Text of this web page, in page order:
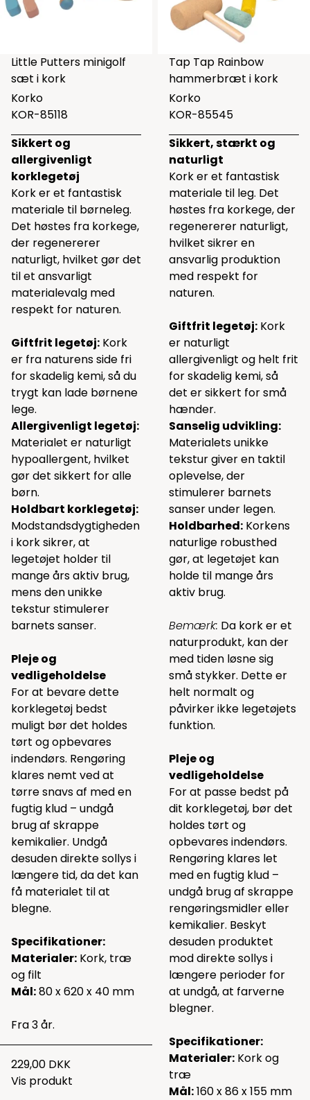
Little Putters minigolf
sæt i kork
Korko
KOR-85118
Sikkert og
allergivenligt
korklegetøj
Kork er et fantastisk
materiale til børneleg.
Det høstes fra korkege,
der regenererer
naturligt, hvilket gør det
til et ansvarligt
materialevalg med
respekt for naturen.
Giftfrit legetøj: Kork
er fra naturens side fri
for skadelig kemi, så du
trygt kan lade børnene
lege.
Allergivenligt legetøj:
Materialet er naturligt
hypoallergent, hvilket
gør det sikkert for alle
børn.
Holdbart korklegetøj:
Modstandsdygtigheden
i kork sikrer, at
legetøjet holder til
mange års aktiv brug,
mens den unikke
tekstur stimulerer
barnets sanser.
Pleje og
vedligeholdelse
For at bevare dette
korklegetøj bedst
muligt bør det holdes
tørt og opbevares
indendørs. Rengøring
klares nemt ved at
tørre snavs af med en
fugtig klud – undgå
brug af skrappe
kemikalier. Undgå
desuden direkte sollys i
længere tid, da det kan
få materialet til at
blegne.
Specifikationer:
Materialer: Kork, træ
og filt
Mål:80 x 620 x 40 mm
Fra 3 år.
229,00 DKK
Vis produkt
Tap Tap Rainbow
hammerbræt i kork
Korko
KOR-85545
Sikkert, stærkt og
naturligt
Kork er et fantastisk
materiale til leg. Det
høstes fra korkege, der
regenererer naturligt,
hvilket sikrer en
ansvarlig produktion
med respekt for
naturen.
Giftfrit legetøj: Kork
er naturligt
allergivenligt og helt frit
for skadelig kemi, så
det er sikkert for små
hænder.
Sanselig udvikling:
Materialets unikke
tekstur giver en taktil
oplevelse, der
stimulerer barnets
sanser under legen.
Holdbarhed: Korkens
naturlige robusthed
gør, at legetøjet kan
holde til mange års
aktiv brug.
Bemærk: Da kork er et
naturprodukt, kan der
med tiden løsne sig
små stykker. Dette er
helt normalt og
påvirker ikke legetøjets
funktion.
Pleje og
vedligeholdelse
For at passe bedst på
dit korklegetøj, bør det
holdes tørt og
opbevares indendørs.
Rengøring klares let
med en fugtig klud –
undgå brug af skrappe
rengøringsmidler eller
kemikalier. Beskyt
desuden produktet
mod direkte sollys i
længere perioder for
at undgå, at farverne
blegner.
Specifikationer:
Materialer: Kork og
træ
Mål:160 x 86 x 155 mm